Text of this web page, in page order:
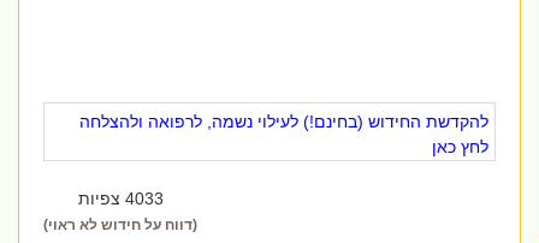
להקדשת החידוש (בחינם!) לעילוי נשמה, לרפואה ולהצלחה
לחץ כאן
4033 צפיות
(דווח על חידוש לא ראוי)